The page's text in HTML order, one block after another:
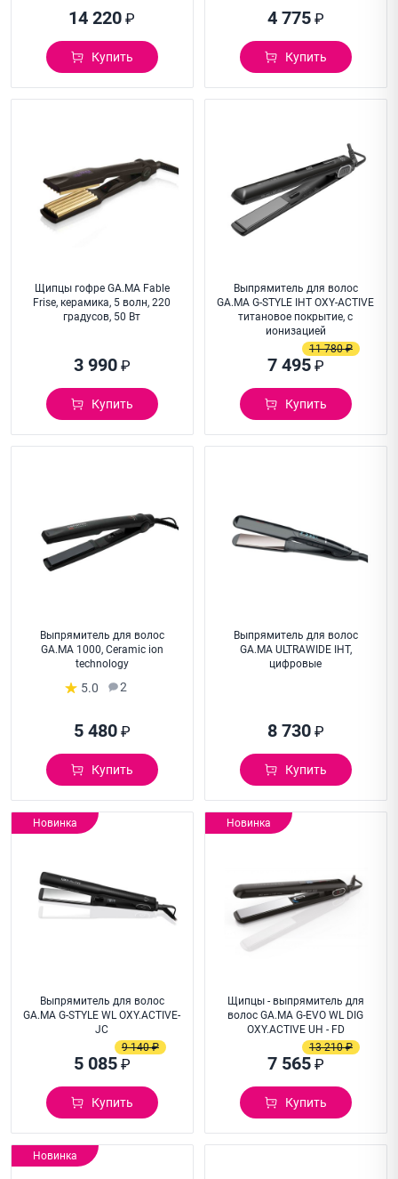
14 220 ₽
Купить
4 775₽
Купить
Щипцы гофре GA.MA Fable
Frise, керамика, 5 волн, 220
градусов, 50 Вт
3 990₽
Купить
Выпрямитель для волос
GA.MA G-STYLE IHT OXY-ACTIVE
титановое покрытие, c
ионизацией
7 495₽
11 780 ₽
Купить
Выпрямитель для волос
GA.MA 1000, Ceramic ion
technology
5.0 2
5 480₽
Купить
Выпрямитель для волос
GA.MA ULTRAWIDE IHT,
цифровые
8 730₽
Купить
Новинка
Выпрямитель для волос
GA.MA G-STYLE WL OXY.ACTIVE-
JC
5 085₽
9 140 ₽
Купить
Новинка
Щипцы - выпрямитель для
волос GA.MA G-EVO WL DIG
OXY.ACTIVE UH - FD
7 565₽
13 210 ₽
Купить
Новинка